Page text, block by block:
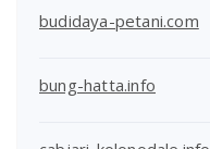
budidaya-petani.com
bung-hatta.info